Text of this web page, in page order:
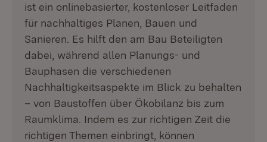
ist ein onlinebasierter, kostenloser Leitfaden
für nachhaltiges Planen, Bauen und
Sanieren. Es hilft den am Bau Beteiligten
dabei, während allen Planungs- und
Bauphasen die verschiedenen
Nachhaltigkeitsaspekte im Blick zu behalten
– von Baustoffen über Ökobilanz bis zum
Raumklima. Indem es zur richtigen Zeit die
richtigen Themen einbringt, können